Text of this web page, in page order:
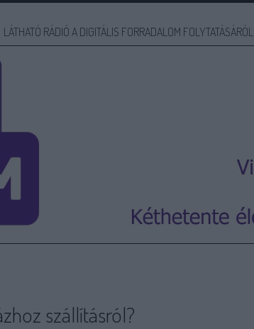
LÁTHATÓ RÁDIÓ A DIGITÁLIS FORRADALOM FOLYTATÁSÁRÓL
szállításról?